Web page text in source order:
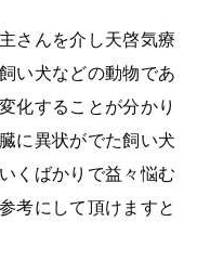
さんを介し天啓気療
い犬などの動物であ
化することが分かり
に異状がでた飼い犬
くばかりで益々悩む
考にして頂けますと